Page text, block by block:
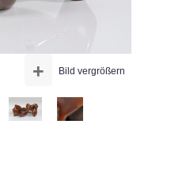
Bild vergrößern
+